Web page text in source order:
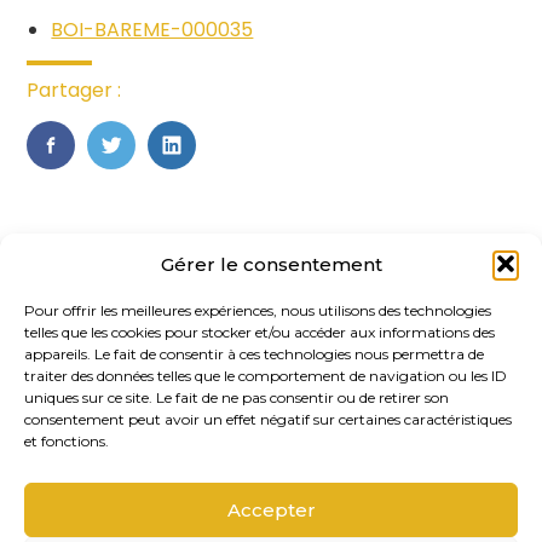
Gérer le consentement
Pour offrir les meilleures expériences, nous utilisons des technologies
telles que les cookies pour stocker et/ou accéder aux informations des
appareils. Le fait de consentir à ces technologies nous permettra de
traiter des données telles que le comportement de navigation ou les ID
uniques sur ce site. Le fait de ne pas consentir ou de retirer son
consentement peut avoir un effet négatif sur certaines caractéristiques
et fonctions.
Accepter
BOI-BAREME-000035
Partager :
FaceBook
TwitterLinkedIn
Footer
Principale
20, rue des Gaudines 78100 – Saint
Germain-en-Laye
Linkedin